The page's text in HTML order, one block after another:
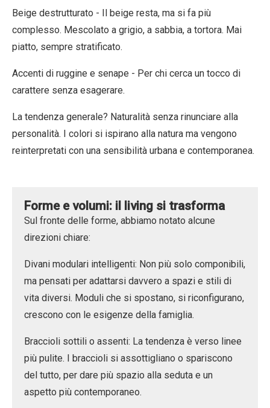
Beige destrutturato - Il beige resta, ma si fa più
complesso. Mescolato a grigio, a sabbia, a tortora. Mai
piatto, sempre stratificato.
Accenti di ruggine e senape - Per chi cerca un tocco di
carattere senza esagerare.
La tendenza generale? Naturalità senza rinunciare alla
personalità. I colori si ispirano alla natura ma vengono
reinterpretati con una sensibilità urbana e contemporanea.
Forme e volumi: il living si trasforma
Sul fronte delle forme, abbiamo notato alcune
direzioni chiare:
Divani modulari intelligenti: Non più solo componibili,
ma pensati per adattarsi davvero a spazi e stili di
vita diversi. Moduli che si spostano, si riconfigurano,
crescono con le esigenze della famiglia.
Braccioli sottili o assenti: La tendenza è verso linee
più pulite. I braccioli si assottigliano o spariscono
del tutto, per dare più spazio alla seduta e un
aspetto più contemporaneo.